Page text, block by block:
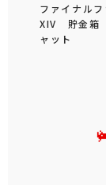
ファイナル
XIV 貯金箱
ャット